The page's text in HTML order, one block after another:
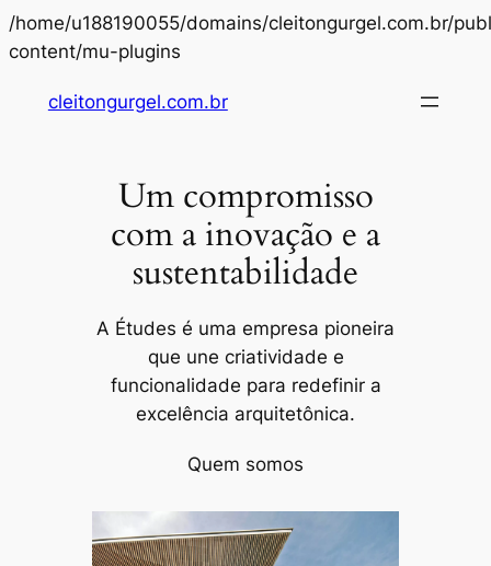
/home/u188190055/domains/cleitongurgel.com.br/
content/mu-plugins
o
cleitongurgel.com.br
Um compromisso
com a inovação e a
sustentabilidade
A Études é uma empresa pioneira
que une criatividade e
funcionalidade para redefinir a
excelência arquitetônica.
Quem somos